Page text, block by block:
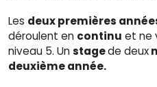
Les deux premières
déroulent en continu et ne
niveau 5. Unstagede deux
deuxième année.